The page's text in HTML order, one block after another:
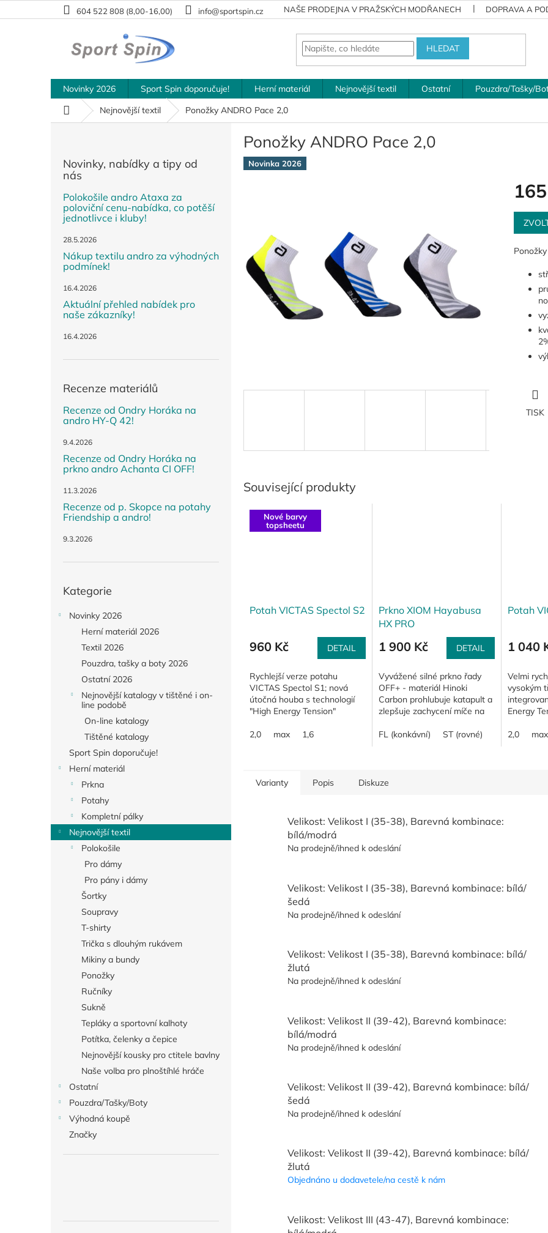
na
604 522 808 (8,00-16,00) info@sportspin.cz NAŠE PRODEJNA V PRAŽSKÝCH MODŘANECH DOPRAVA A
HLEDAT
Novinky 2026 Sport Spin doporučuje! Herní materiál Nejnovější textil Ostatní Pouzdra/Tašky/
Domů
Nejnovější textil Ponožky ANDRO Pace 2,0
Novinky, nabídky a tipy od
nás
Polokošile andro Ataxa za
poloviční cenu-nabídka, co potěší
jednotlivce i kluby!
28.5.2026
Nákup textilu andro za výhodných
podmínek!
16.4.2026
Aktuální přehled nabídek pro
naše zákazníky!
16.4.2026
Recenze materiálů
Recenze od Ondry Horáka na
andro HY-Q 42!
9.4.2026
Recenze od Ondry Horáka na
prkno andro Achanta CI OFF!
11.3.2026
Recenze od p. Skopce na potahy
Friendship a andro!
9.3.2026
kategorie
Kategorie
Novinky 2026
Herní materiál 2026
Textil 2026
Pouzdra, tašky a boty 2026
Ostatní 2026
Nejnovější katalogy v tištěné i on-
line podobě
On-line katalogy
Tištěné katalogy
Sport Spin doporučuje!
Herní materiál
Prkna
Potahy
Kompletní pálky
Nejnovější textil
Polokošile
Pro dámy
Pro pány i dámy
Šortky
Soupravy
T-shirty
Trička s dlouhým rukávem
Mikiny a bundy
Ponožky
Ručníky
Sukně
Tepláky a sportovní kalhoty
Potítka, čelenky a čepice
Nejnovější kousky pro ctitele bavlny
Naše volba pro plnoštíhlé hráče
Ostatní
Pouzdra/Tašky/Boty
Výhodná koupě
Značky
Ponožky ANDRO Pace 2,0
Novinka 2026
Měrná
cena:
TISK
Související produkty
Nové barvy
topsheetu
Potah VICTAS Spectol S2
960 Kč DETAIL
Rychlejší verze potahu
VICTAS Spectol S1; nová
útočná houba s technologií
"High Energy Tension"
topsheetem citlivějšího
2,0 max 1,6
Prkno XIOM Hayabusa
HX PRO
1 900 Kč DETAIL
Vyvážené silné prkno řady
OFF+ - materiál Hinoki
Carbon prohlubuje katapult a
zlepšuje zachycení míče na
FL (konkávní)
ST (rovné)
Potah
1 040
Velmi
vysokým
Energy
Balance"
2,0 max
Varianty Popis Diskuze
Velikost: Velikost I (35-38), Barevná kombinace:
bílá/modrá
Na prodejně/ihned k odeslání
Velikost: Velikost I (35-38), Barevná kombinace: bílá/
šedá
Na prodejně/ihned k odeslání
Velikost: Velikost I (35-38), Barevná kombinace: bílá/
žlutá
Na prodejně/ihned k odeslání
Velikost: Velikost II (39-42), Barevná kombinace:
bílá/modrá
Na prodejně/ihned k odeslání
Velikost: Velikost II (39-42), Barevná kombinace: bílá/
šedá
Na prodejně/ihned k odeslání
Velikost: Velikost II (39-42), Barevná kombinace: bílá/
žlutá
Objednáno u dodavetele/na cestě k nám
Velikost: Velikost III (43-47), Barevná kombinace: